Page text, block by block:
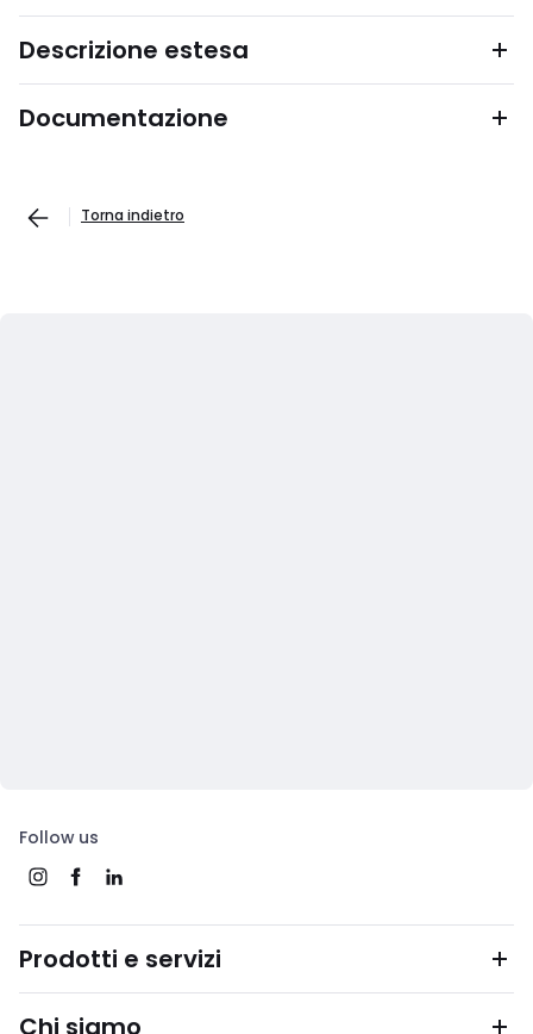
Descrizione estesa
Documentazione
Torna indietro
Follow us
Prodotti e servizi
Chi siamo